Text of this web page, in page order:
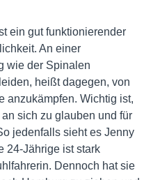
ein gut funktionierender
An einer
wie der Spinalen
heißt dagegen, von
anzukämpfen. Wichtig ist,
sich zu glauben und für
jedenfalls sieht es Jenny
24-Jährige ist stark
Dennoch hat sie